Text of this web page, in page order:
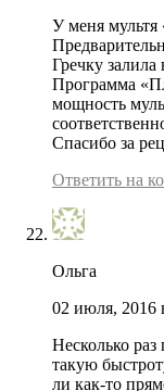
У меня
Гречку
Программа
мощность
Спасибо за
Ответить на
Ольга
02 июля, 2016
Несколько
такую
ли как-то